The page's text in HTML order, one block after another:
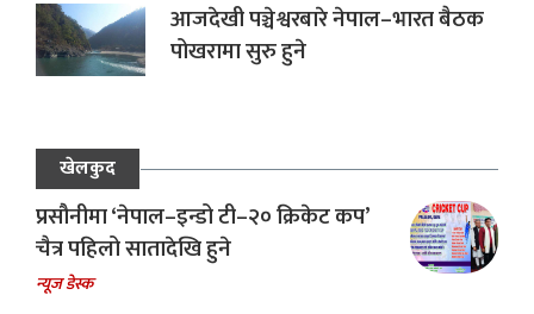
आजदेखी पञ्चेश्वरबारे नेपाल–भारत बैठक
पोखरामा सुरु हुने
खेलकुद
प्रसौनीमा ‘नेपाल–इन्डो टी–२० क्रिकेट कप’
चैत्र पहिलो सातादेखि हुने
न्यूज डेस्क